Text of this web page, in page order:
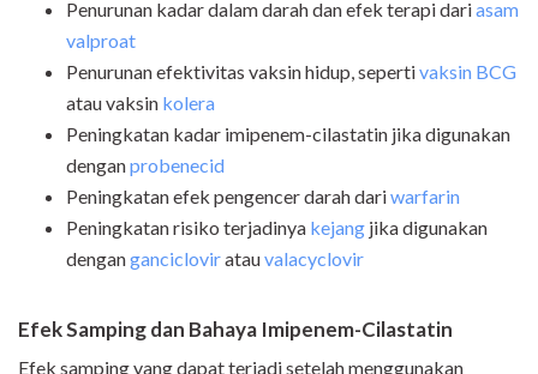
Penurunan kadar dalam darah dan efek terapi dariasam
valproat
Penurunan efektivitas vaksin hidup, sepertivaksin BCG
atau vaksin kolera
Peningkatan kadar imipenem-cilastatin jika digunakan
denganprobenecid
Peningkatan efek pengencer darah dariwarfarin
Peningkatan risiko terjadinya kejang jika digunakan
dengangancicloviratauvalacyclovir
Efek Samping dan Bahaya Imipenem-Cilastatin
Efek samping yang dapat terjadi setelah menggunakan